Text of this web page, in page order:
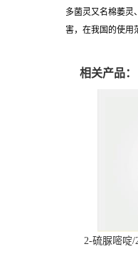
多菌灵又名棉萎灵
害，在我国的使用
相关产品：
2-硫脲嘧啶/